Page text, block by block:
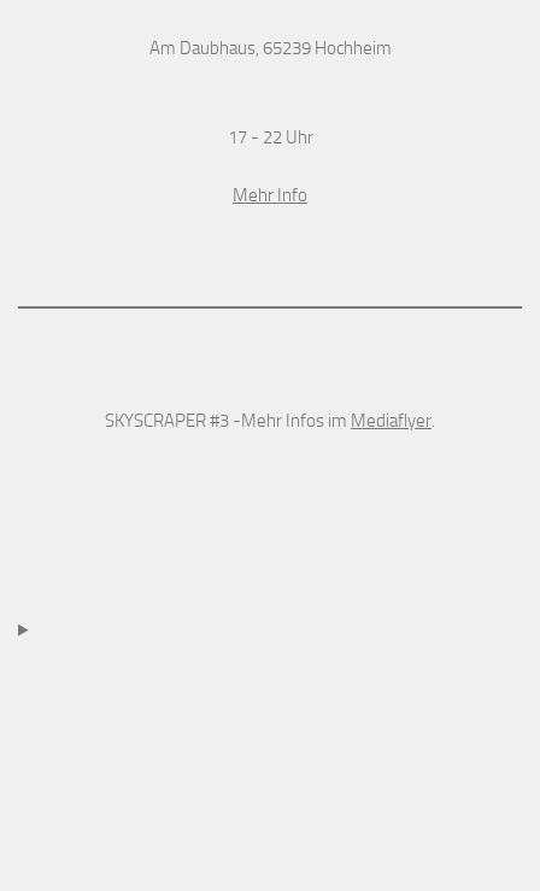
Am Daubhaus, 65239 Hochheim
17 - 22 Uhr
Mehr Info
SKYSCRAPER #3 -Mehr Infos im Mediaflyer.